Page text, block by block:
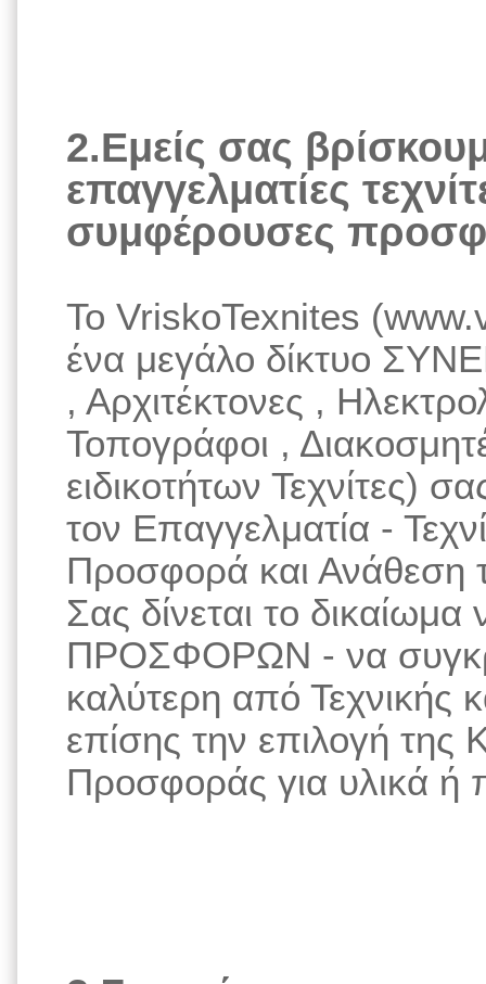
2.Εμείς σας
επαγγελματίες
συμφέρουσες
Το VriskoTexnites
ένα μεγάλο δίκτυο
, Αρχιτέκτονες ,
Τοπογράφοι ,
ειδικοτήτων Τεχνίτες)
τον Επαγγελματία -
Προσφορά και Ανάθεση
Σας δίνεται το δικαίωμα
ΠΡΟΣΦΟΡΩΝ - να
καλύτερη από Τεχνικής
επίσης την επιλογή της
Προσφοράς για υλικά ή